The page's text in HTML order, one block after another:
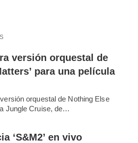
versión orquestal de
para una película
orquestal de Nothing Else
Jungle Cruise, de…
‘S&M2’ en vivo